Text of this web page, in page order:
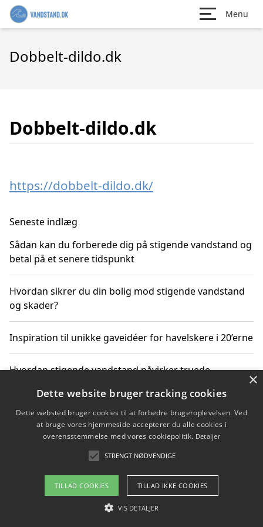
Menu
Dobbelt-dildo.dk
Dobbelt-dildo.dk
https://dobbelt-dildo.dk/
Seneste indlæg
Sådan kan du forberede dig på stigende vandstand og
betal på et senere tidspunkt
Hvordan sikrer du din bolig mod stigende vandstand
og skader?
Inspiration til unikke gaveidéer for havelskere i 20’erne
Hvordan stigende vandstand påvirker truede
Sådan vælger du de bedste vandrerygsække til
vandreture i Danmark
Copyright 2026 - Pilanto Aps
Om / kontakt
×
Dette website bruger tracking cookies
Dette websted bruger cookies til at forbedre brugeroplevelsen. Ved
at bruge vores hjemmeside accepterer du alle cookies i
overensstemmelse med vores cookiepolitik. Detaljer
STRENGT NØDVENDIGE
TILLAD COOKIES TILLAD IKKE COOKIES
VIS DETALJER